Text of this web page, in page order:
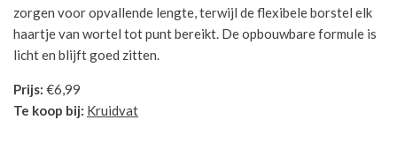
zorgen voor opvallende lengte, terwijl de flexibele borstel elk
haartje van wortel tot punt bereikt. De opbouwbare formule is
licht en blijft goed zitten.
Prijs: €6,99
Te koop bij: Kruidvat